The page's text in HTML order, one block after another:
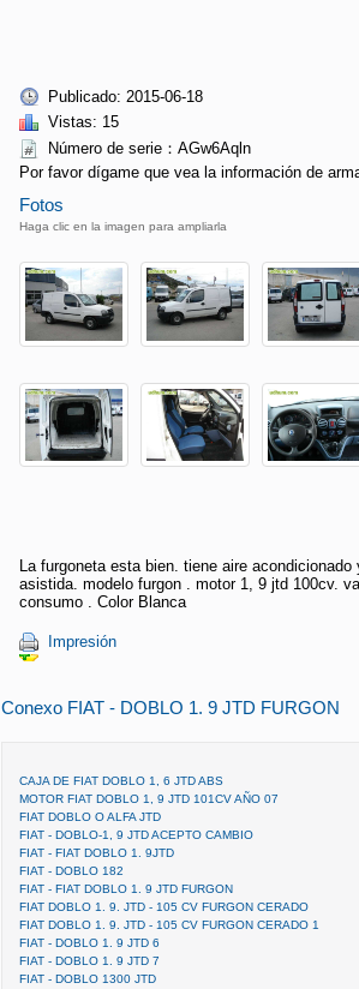
Publicado: 2015-06-18
Vistas: 15
Número de serie：AGw6Aqln
Por favor dígame que vea la información de
Fotos
Haga clic en la imagen para ampliarla
La furgoneta esta bien. tiene aire acondicionado
asistida. modelo furgon . motor 1, 9 jtd 100cv.
consumo . Color Blanca
Impresión
Conexo FIAT - DOBLO 1. 9 JTD FURGON
CAJA DE FIAT DOBLO 1, 6 JTD ABS
MOTOR FIAT DOBLO 1, 9 JTD 101CV AÑO 07
FIAT DOBLO O ALFA JTD
FIAT - DOBLO-1, 9 JTD ACEPTO CAMBIO
FIAT - FIAT DOBLO 1. 9JTD
FIAT - DOBLO 182
FIAT - FIAT DOBLO 1. 9 JTD FURGON
FIAT DOBLO 1. 9. JTD - 105 CV FURGON CERADO
FIAT DOBLO 1. 9. JTD - 105 CV FURGON CERADO 1
FIAT - DOBLO 1. 9 JTD 6
FIAT - DOBLO 1. 9 JTD 7
FIAT - DOBLO 1300 JTD